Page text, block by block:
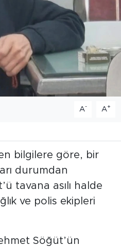
A- A+
bilgilere göre, bir
durumdan
tavana asılı halde
ve polis ekipleri
Söğüt’ün